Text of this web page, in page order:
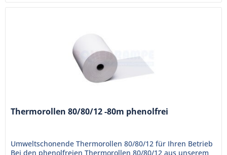
Thermorollen 80/80/12 -80m phenolfrei
Umweltschonende Thermorollen 80/80/12 für Ihren Betrieb
Bei den phenolfreien Thermorollen 80/80/12 aus unserem